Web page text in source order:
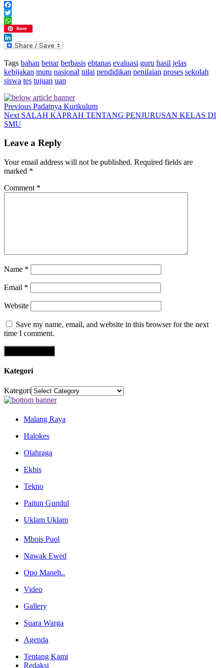
Facebook
Twitter
WhatsApp
Save
LinkedIn
Tags bahan benar berbasis ebtanas evaluasi guru hasil jelas
kebijakan mutu nasional nilai pendidikan penilaian proses sekolah
siswa tes tujuan uan
Previous Padatnya Kurikulum
Next SALAH KAPRAH TENTANG PENJURUSAN KELAS DI
SMU
Leave a Reply
Your email address will not be published. Required fields are
marked *
Comment *
Name *
Email *
Website
Save my name, email, and website in this browser for the next
time I comment.
Kategori
Kategori
Malang Raya
Halokes
Olahraga
Ekbis
Tekno
Paitun Gundul
Uklam Uklam
Mbois Puol
Nawak Ewed
Opo Maneh..
Video
Gallery
Suara Warga
Agenda
Tentang Kami
Redaksi